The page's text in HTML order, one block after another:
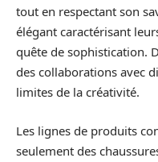
tout en respectant son
élégant caractérisant
quête de sophistication.
des collaborations avec
limites de la créativité.
Les lignes de produits
seulement des